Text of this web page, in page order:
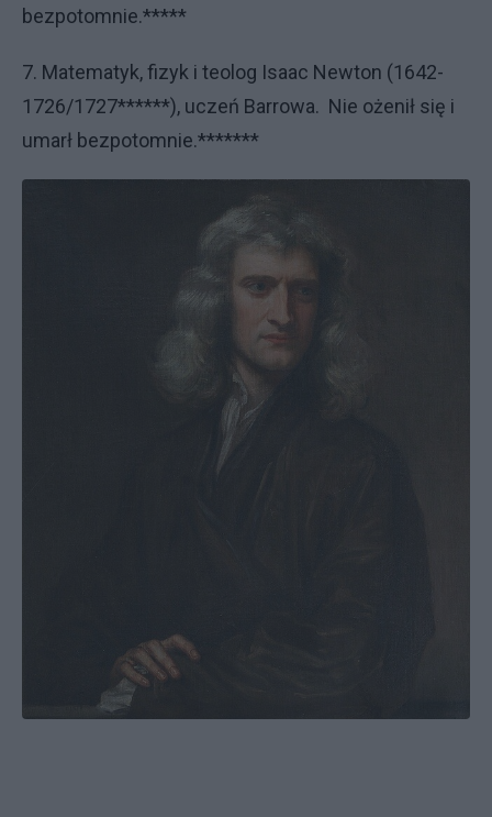
bezpotomnie.*****
7. Matematyk, fizyk i teolog Isaac Newton (1642-
1726/1727******), uczeń Barrowa. Nie ożenił się i
umarł bezpotomnie.*******